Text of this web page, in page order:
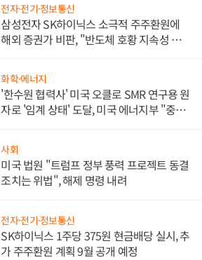
전자·전기·정보통신
삼성전자 SK하이닉스 소극적 주주환원에
해외 증권가 비판, "반도체 호황 지속성 의
화학·에너지
'한수원 협력사' 미국 오클로 SMR 연구용 원
자로 '임계 상태' 도달, 미국 에너지부 "중요
사회
미국 법원 "트럼프 정부 풍력 프로젝트 동결
조치는 위법", 해제 명령 내려
전자·전기·정보통신
SK하이닉스 1주당 375원 현금배당 실시, 추
가 주주환원 계획 9월 공개 예정